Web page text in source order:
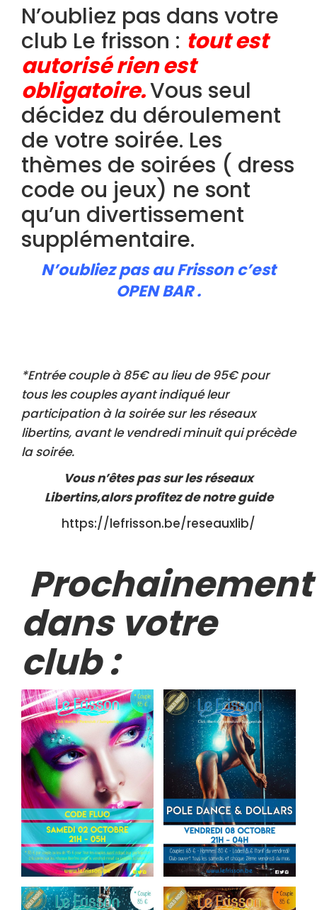
N’oubliez pas dans votre
club Le frisson : tout est
autorisé rien est
obligatoire.Vous seul
décidez du déroulement
de votre soirée. Les
thèmes de soirées ( dress
code ou jeux) ne sont
qu’un divertissement
supplémentaire.
N’oubliez pas au Frisson c’est
OPEN BAR .
*Entrée couple à 85€ au lieu de 95€ pour
tous les couples ayant indiqué leur
participation à la soirée sur les réseaux
libertins, avant le vendredi minuit qui précède
la soirée.
Vous n’êtes pas sur les réseaux
Libertins,alors profitez de notre guide
https://lefrisson.be/reseauxlib/
Prochainement
dans votre
club :